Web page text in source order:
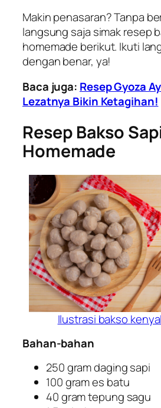
Makin penasaran? Tanpa
langsung saja simak resep
homemade berikut. Ikuti
dengan benar, ya!
Baca juga: Resep Gyoza
Lezatnya Bikin Ketagihan!
Resep Bakso
Homemade
Ilustrasi bakso
Bahan-bahan
250 gram daging sapi
100 gram es batu
40 gram tepung sagu